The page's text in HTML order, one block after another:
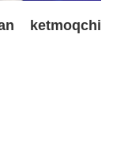
ketmoqchi